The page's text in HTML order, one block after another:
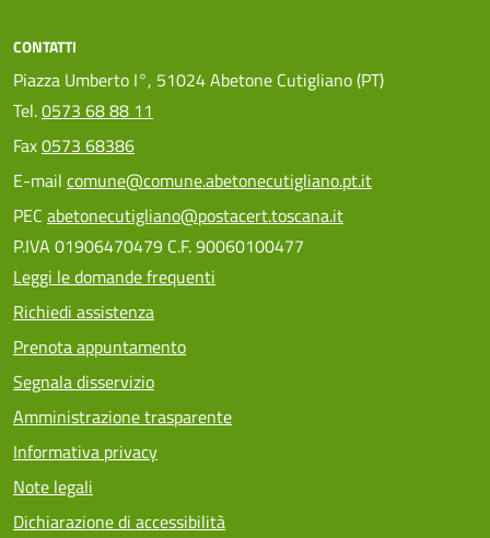
CONTATTI
Piazza Umberto I°, 51024 Abetone Cutigliano (PT)
Tel.0573 68 88 11
Fax0573 68386
E-mail comune@comune.abetonecutigliano.pt.it
PEC abetonecutigliano@postacert.toscana.it
P.IVA 01906470479 C.F. 90060100477
Leggi le domande frequenti
Richiedi assistenza
Prenota appuntamento
Segnala disservizio
Amministrazione trasparente
Informativa privacy
Note legali
Dichiarazione di accessibilità